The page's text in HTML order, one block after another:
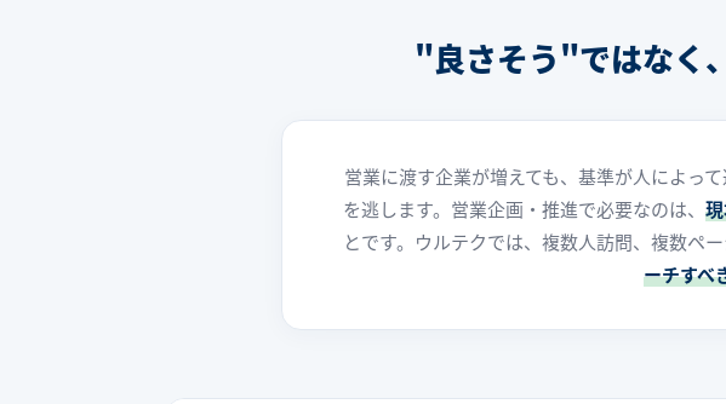
"良さそう"ではなく、
営業に渡す企業が増えても、基準が人によっ
を逃します。営業企画・推進で必要なのは、
とです。ウルテクでは、複数人訪問、複数ペ
ーチすべ